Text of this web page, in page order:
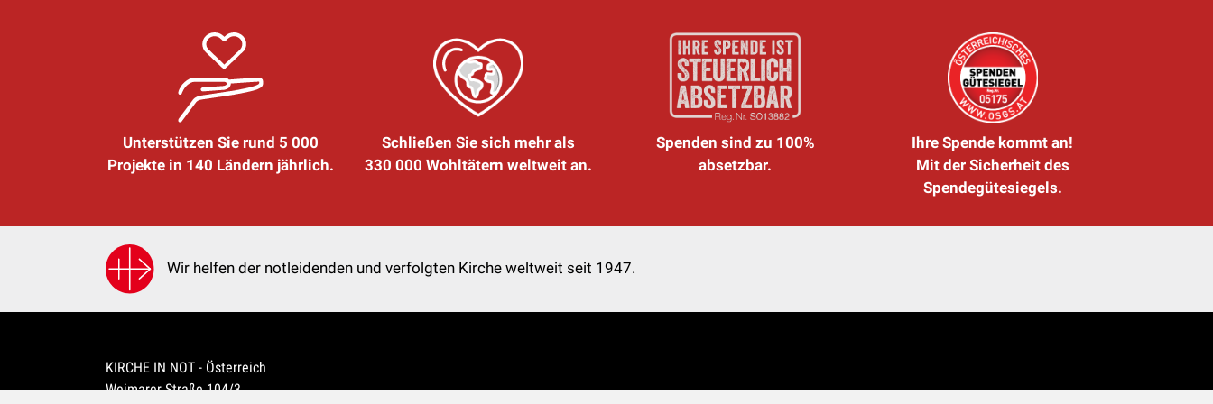
Unterstützen Sie rund 5 000
Projekte in 140 Ländern jährlich.
Schließen Sie sich mehr als
330 000 Wohltätern weltweit an.
Spenden sind zu 100%
absetzbar.
Ihre Spende kommt an!
Mit der Sicherheit des
Spendegütesiegels.
Wir helfen der notleidenden und verfolgten Kirche weltweit seit 1947.
KIRCHE IN NOT - Österreich
Weimarer Straße 104/3